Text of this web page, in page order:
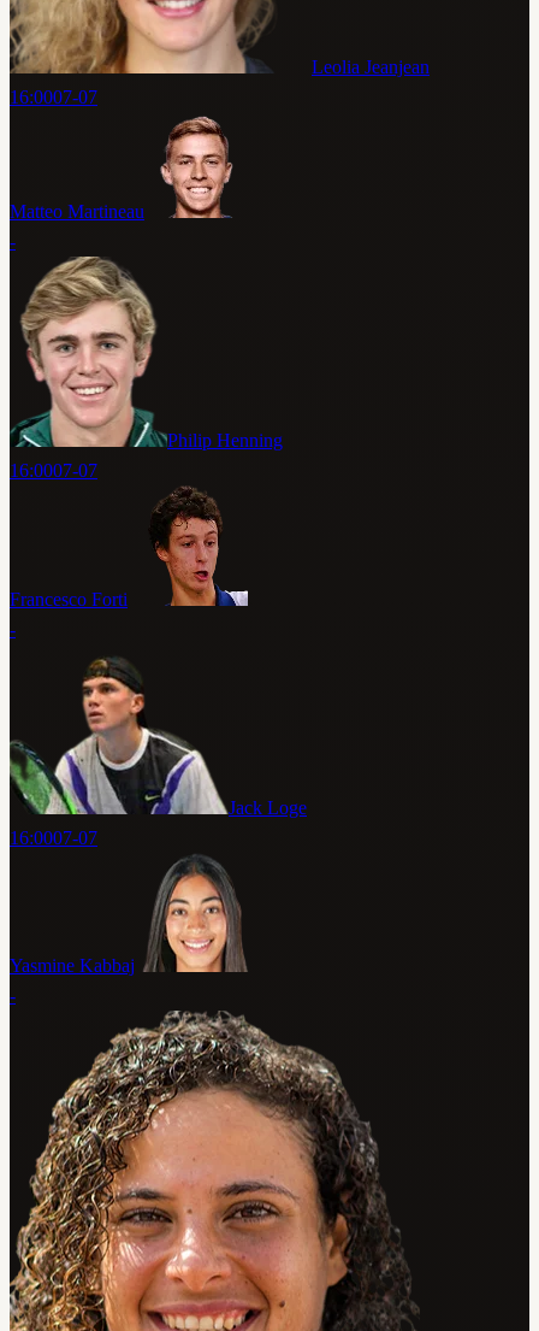
Leolia Jeanjean
16:0007-07
Matteo Martineau
-
Philip Henning
16:0007-07
Francesco Forti
-
Jack Loge
16:0007-07
Yasmine Kabbaj
-